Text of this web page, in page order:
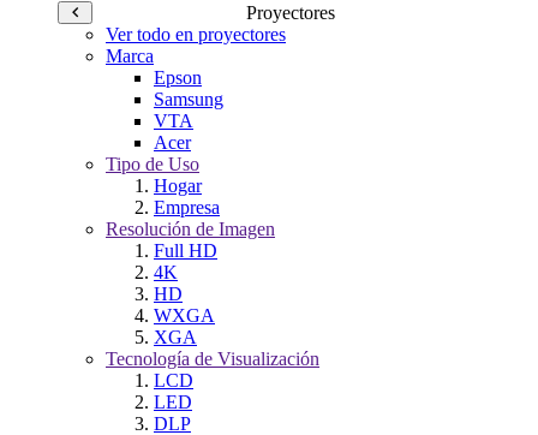
Proyectores
Ver todo en proyectores
Marca
Epson
Samsung
VTA
Acer
Tipo de Uso
Hogar
Empresa
Resolución de Imagen
Full HD
4K
HD
WXGA
XGA
Tecnología de Visualización
LCD
LED
DLP